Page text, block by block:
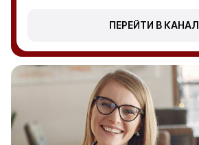
ПЕРЕЙТИ В КАНАЛ